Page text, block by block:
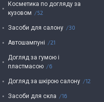
Косметика по догляду за
кузовом
52
Засоби для салону 30
Автошампуні 21
Догляд за гумою і
пластмасою
6
Догляд за шкірою салону 12
Засоби для скла 16